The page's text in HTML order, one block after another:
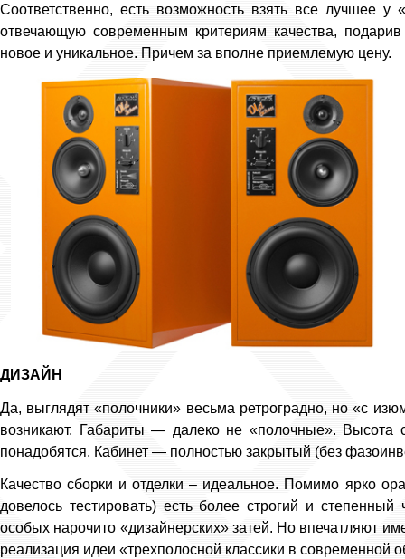
Соответственно, есть возможность взять все лучшее у
отвечающую современным критериям качества, подарив
новое и уникальное. Причем за вполне приемлемую цену.
ДИЗАЙН
Да, выглядят «полочники» весьма ретроградно, но «с
возникают. Габариты — далеко не «полочные». Высота
понадобятся. Кабинет — полностью закрытый (без
Качество сборки и отделки – идеальное. Помимо ярко
довелось тестировать) есть более строгий и
особых нарочито «дизайнерских» затей. Но впечатляют
реализация идеи «трехполосной классики в современной